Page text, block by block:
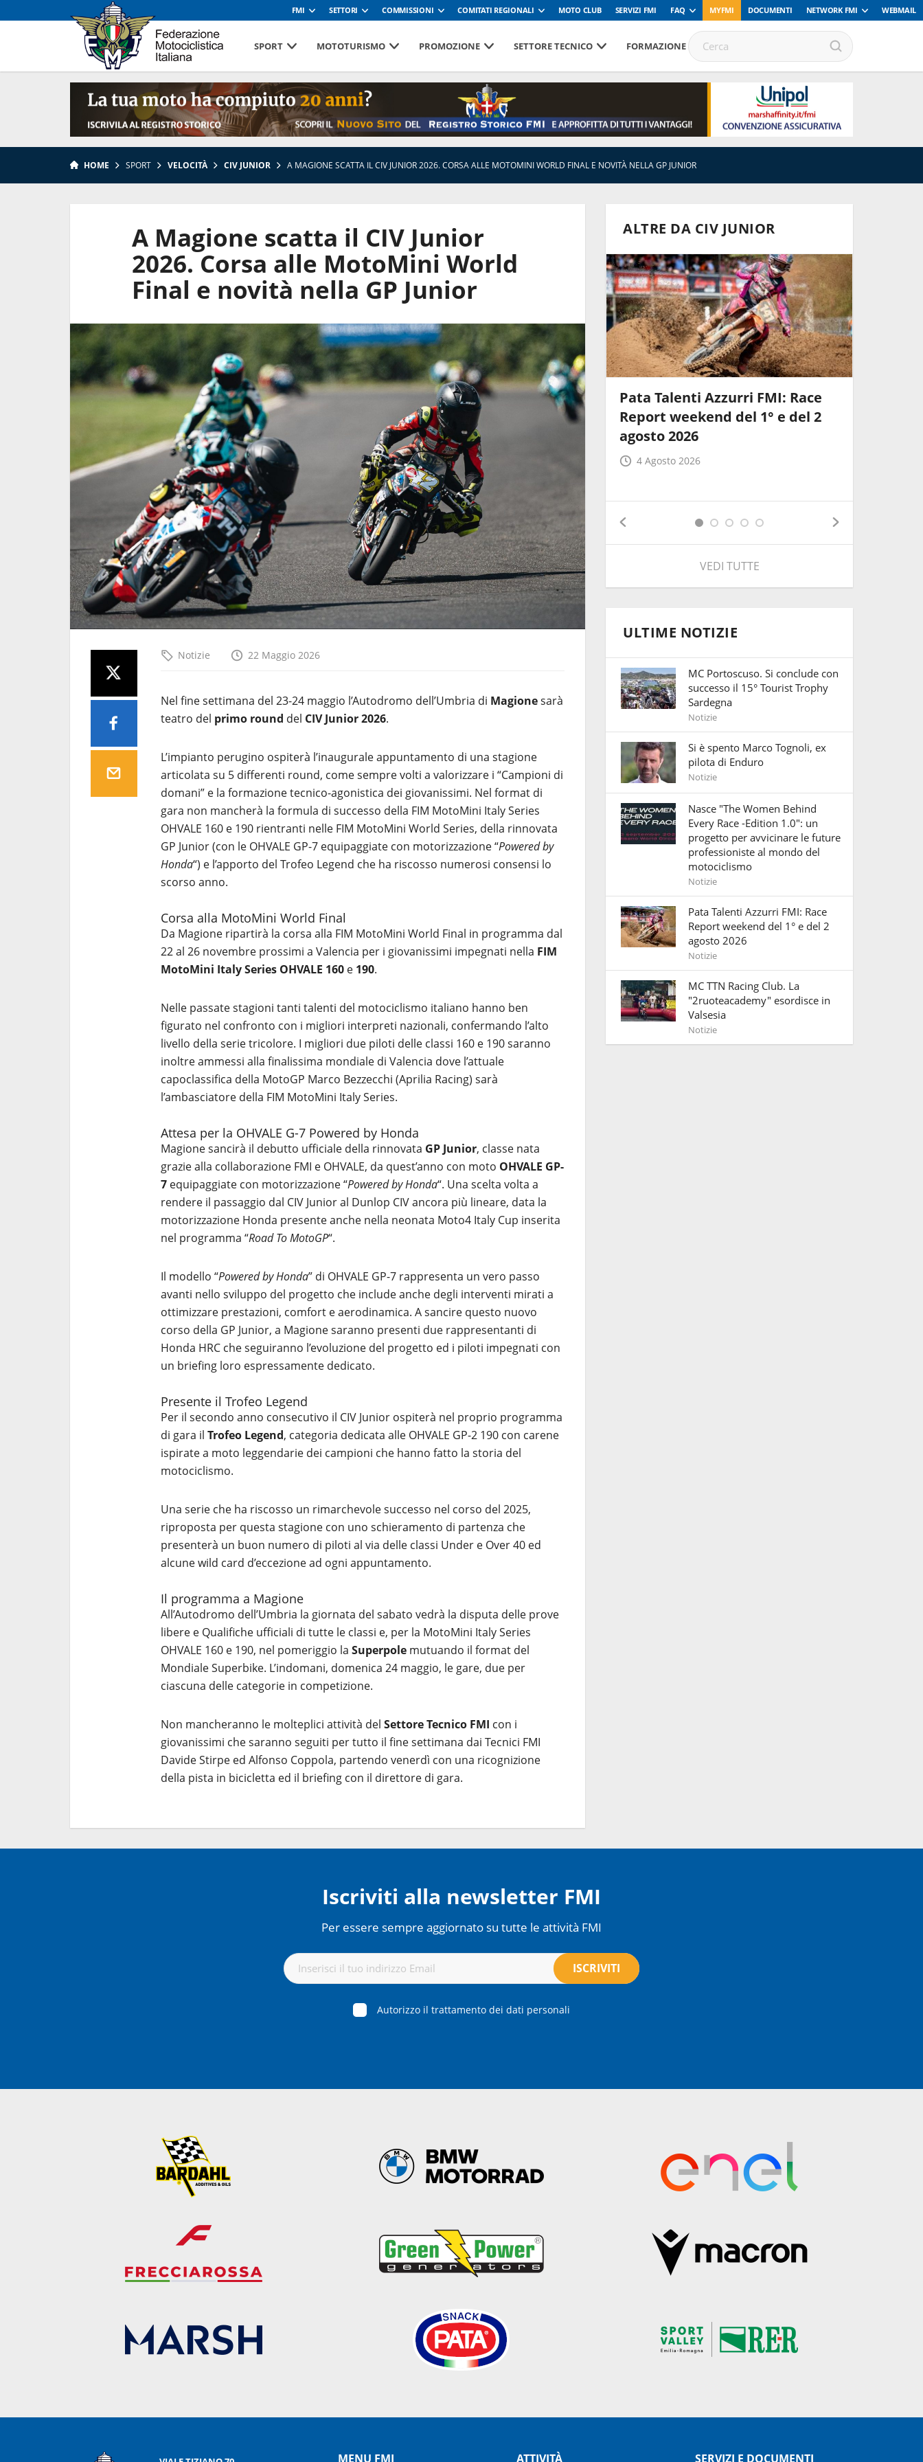
FMI SETTORI COMMISSIONI COMITATI REGIONALI MOTO CLUB SERVIZI FMI FAQ MYFMI DOCUMENTI NETWORK FMI WEBMAIL
SPORT MOTOTURISMO PROMOZIONE SETTORE TECNICO FORMAZIONE
HOME SPORT VELOCITÀ CIV JUNIOR A MAGIONE SCATTA IL CIV JUNIOR 2026. CORSA ALLE MOTOMINI WORLD FINAL E NOVITÀ NELLA GP JUNIOR
A Magione scatta il CIV Junior
2026. Corsa alle MotoMini World
Final e novità nella GP Junior
Notizie 22 Maggio 2026
Nel fine settimana del 23-24 maggio l’Autodromo dell’Umbria di Magionesarà
teatro del primo round del CIV Junior 2026.
L’impianto perugino ospiterà l’inaugurale appuntamento di una stagione
articolata su 5 differenti round, come sempre volti a valorizzare i “Campioni di
domani” e la formazione tecnico-agonistica dei giovanissimi. Nel format di
gara non mancherà la formula di successo della FIM MotoMini Italy Series
OHVALE 160 e 190 rientranti nelle FIM MotoMini World Series, della rinnovata
GP Junior (con le OHVALE GP-7 equipaggiate con motorizzazione “Powered by
Honda“) e l’apporto del Trofeo Legend che ha riscosso numerosi consensi lo
scorso anno.
Corsa alla MotoMini World Final
Da Magione ripartirà la corsa alla FIM MotoMini World Final in programma dal
22 al 26 novembre prossimi a Valencia per i giovanissimi impegnati nella FIM
MotoMini Italy Series OHVALE 160 e 190.
Nelle passate stagioni tanti talenti del motociclismo italiano hanno ben
figurato nel confronto con i migliori interpreti nazionali, confermando l’alto
livello della serie tricolore. I migliori due piloti delle classi 160 e 190 saranno
inoltre ammessi alla finalissima mondiale di Valencia dove l’attuale
capoclassifica della MotoGP Marco Bezzecchi (Aprilia Racing) sarà
l’ambasciatore della FIM MotoMini Italy Series.
Attesa per la OHVALE G-7 Powered by Honda
Magione sancirà il debutto ufficiale della rinnovata GP Junior, classe nata
grazie alla collaborazione FMI e OHVALE, da quest’anno con moto OHVALE GP-
7 equipaggiate con motorizzazione “Powered by Honda“. Una scelta volta a
rendere il passaggio dal CIV Junior al Dunlop CIV ancora più lineare, data la
motorizzazione Honda presente anche nella neonata Moto4 Italy Cup inserita
nel programma “Road To MotoGP“.
Il modello “Powered by Honda” di OHVALE GP-7 rappresenta un vero passo
avanti nello sviluppo del progetto che include anche degli interventi mirati a
ottimizzare prestazioni, comfort e aerodinamica. A sancire questo nuovo
corso della GP Junior, a Magione saranno presenti due rappresentanti di
Honda HRC che seguiranno l’evoluzione del progetto ed i piloti impegnati con
un briefing loro espressamente dedicato.
Presente il Trofeo Legend
Per il secondo anno consecutivo il CIV Junior ospiterà nel proprio programma
di gara il Trofeo Legend, categoria dedicata alle OHVALE GP-2 190 con carene
ispirate a moto leggendarie dei campioni che hanno fatto la storia del
motociclismo.
Una serie che ha riscosso un rimarchevole successo nel corso del 2025,
riproposta per questa stagione con uno schieramento di partenza che
presenterà un buon numero di piloti al via delle classi Under e Over 40 ed
alcune wild card d’eccezione ad ogni appuntamento.
Il programma a Magione
All’Autodromo dell’Umbria la giornata del sabato vedrà la disputa delle prove
libere e Qualifiche ufficiali di tutte le classi e, per la MotoMini Italy Series
OHVALE 160 e 190, nel pomeriggio la Superpole mutuando il format del
Mondiale Superbike. L’indomani, domenica 24 maggio, le gare, due per
ciascuna delle categorie in competizione.
Non mancheranno le molteplici attività del Settore Tecnico FMI con i
giovanissimi che saranno seguiti per tutto il fine settimana dai Tecnici FMI
Davide Stirpe ed Alfonso Coppola, partendo venerdì con una ricognizione
della pista in bicicletta ed il briefing con il direttore di gara.
ALTRE DA CIV JUNIOR
Conferme e sorprese nel terzo
round del Campionato Italiano
Minimoto al Circuito di Aprilia
30 Giugno 2026
Al Circuito di Aprilia arriva il
terzo round 2026 del
Campionato Italiano Minimoto
24 Giugno 2026
Pata Talenti Azzurri FMI: Race
Report weekend del 1° e del 2
agosto 2026
4 Agosto 2026
VEDI TUTTE
ULTIME NOTIZIE
MC Portoscuso. Si conclude con
successo il 15° Tourist Trophy
Sardegna
Notizie
Si è spento Marco Tognoli, ex
pilota di Enduro
Notizie
Nasce "The Women Behind
Every Race -Edition 1.0": un
progetto per avvicinare le future
professioniste al mondo del
motociclismo
Notizie
Pata Talenti Azzurri FMI: Race
Report weekend del 1° e del 2
agosto 2026
Notizie
MC TTN Racing Club. La
"2ruoteacademy" esordisce in
Valsesia
Notizie
Iscriviti alla newsletter FMI
Per essere sempre aggiornato su tutte le attività FMI
Autorizzo il trattamento dei dati personali
MENU FMI ATTIVITÀ SERVIZI E DOCUMENTI